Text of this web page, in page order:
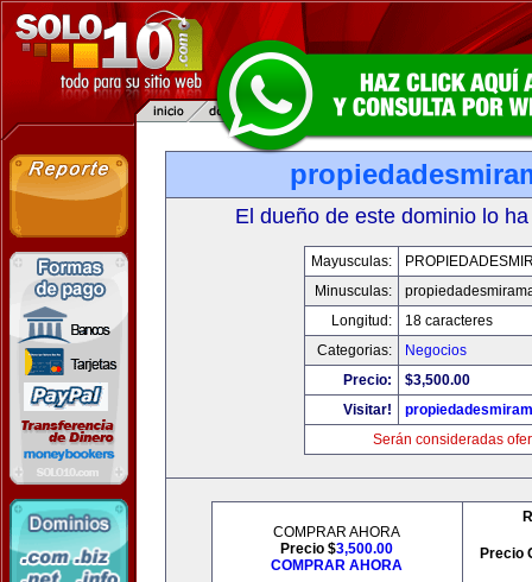
El dueño de este dominio lo
Mayusculas:
Minusculas:
Longitud:
18 caracteres
Categorias:
Negocios
Precio:
$3,500.00
Visitar!
Serán consideradas
COMPRAR AHORA
Precio $3,500.00
COMPRAR AHORA
Precio